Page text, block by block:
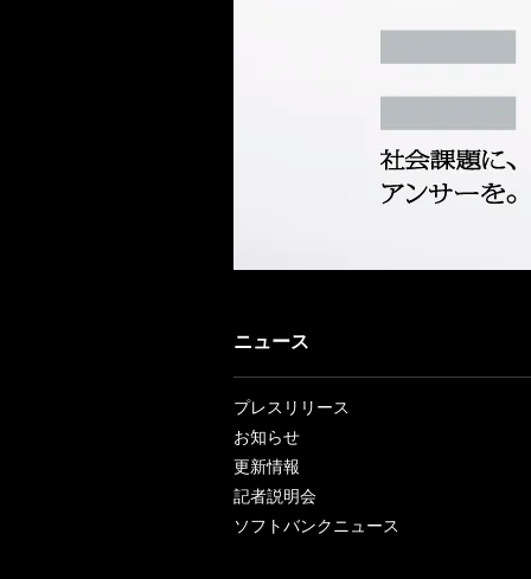
ニュース
プレスリリース
お知らせ
更新情報
記者説明会
ソフトバンクニュース